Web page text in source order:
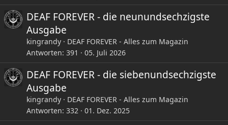
DEAF FOREVER - die neunundsechzigste
Ausgabe
kingrandy
DEAF FOREVER - Alles zum Magazin
Antworten 391 05. Juli 2026
DEAF FOREVER - die siebenundsechzigste
Ausgabe
kingrandy
DEAF FOREVER - Alles zum Magazin
Antworten 332 01. Dez. 2025